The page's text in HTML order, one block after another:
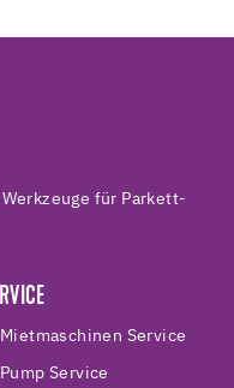
für Parkett-
Mietmaschinen Service
Pump Service